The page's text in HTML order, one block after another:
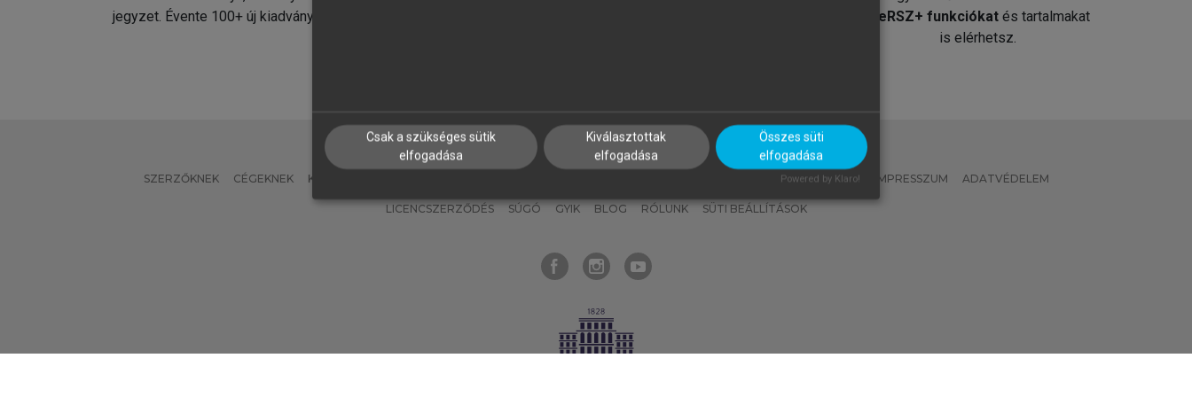
jegyzet. Évente 100+ új kiadvány.
MeRSZ+ funkciókat és tartalmakat
is elérhetsz.
SZERZŐKNEK CÉGEKNEK KÖNYVTÁROSOKNAK MI – ÁLTALÁNOS IRÁNYELVEK IMPRESSZUM ADATVÉDELEM
LICENCSZERZŐDÉS SÚGÓ GYIK BLOG RÓLUNK SÜTI BEÁLLÍTÁSOK
Csak a szükséges sütik
elfogadása
Kiválasztottak
elfogadása
Összes süti
elfogadása
Powered by Klaro!